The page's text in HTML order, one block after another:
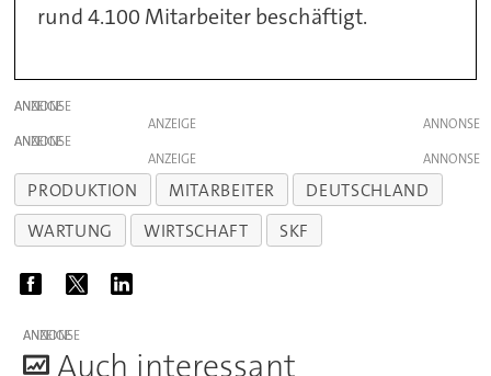
rund 4.100 Mitarbeiter beschäftigt.
ANZEIGE
ANZEIGE
ANZEIGE
ANZEIGE
PRODUKTION MITARBEITER
DEUTSCHLAND
WARTUNG
WIRTSCHAFT SKF
ANZEIGE
Auch interessant